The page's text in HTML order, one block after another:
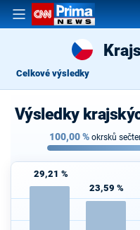
Celkové výsledky
Výsledky
100,00% okrsků
29,21 %
23,59 %